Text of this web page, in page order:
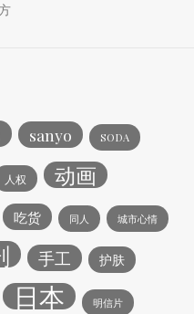
sanyo SODA
人权 动画
吃货 同人 城市心情
手工 护肤
日本 明信片